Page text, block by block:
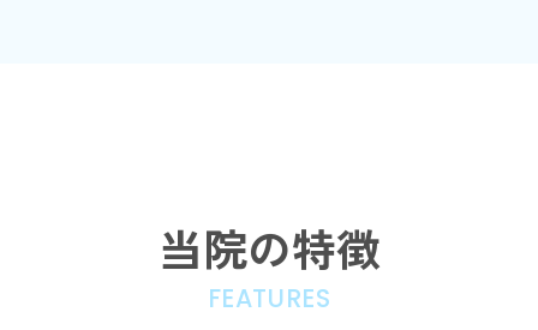
当院の特徴
FEATURES